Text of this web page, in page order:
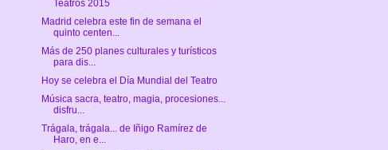
Teatros 2015
Madrid celebra este fin de semana el
quinto centen...
Más de 250 planes culturales y turísticos
para dis...
Hoy se celebra el Día Mundial del Teatro
Música sacra, teatro, magia, procesiones...
disfru...
Trágala, trágala... de Iñigo Ramírez de
Haro, en e...